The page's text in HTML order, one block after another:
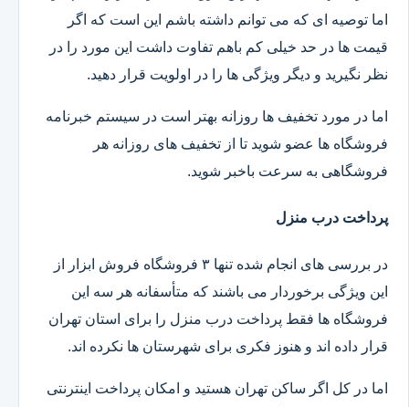
اما توصیه ای که می توانم داشته باشم این است که اگر
قیمت ها در حد خیلی کم باهم تفاوت داشت این مورد را در
نظر نگیرید و دیگر ویژگی ها را در اولویت قرار دهید.
اما در مورد تخفیف ها روزانه بهتر است در سیستم خبرنامه
فروشگاه ها عضو شوید تا از تخفیف های روزانه هر
فروشگاهی به سرعت باخبر شوید.
پرداخت درب منزل
در بررسی های انجام شده تنها ۳ فروشگاه فروش ابزار از
این ویژگی برخوردار می باشند که متأسفانه هر سه این
فروشگاه ها فقط پرداخت درب منزل را برای استان تهران
قرار داده اند و هنوز فکری برای شهرستان ها نکرده اند.
اما در کل اگر ساکن تهران هستید و امکان پرداخت اینترنتی